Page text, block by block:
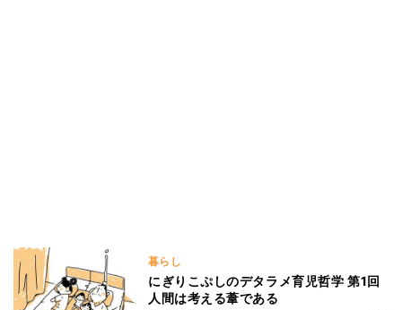
暮らし
にぎりこぷしのデタラメ育児哲学 第1回
人間は考える葦である